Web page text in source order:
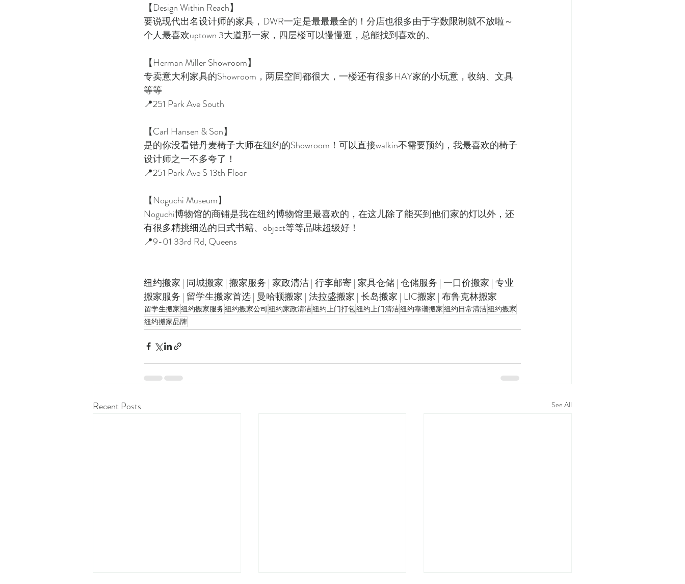
【Design Within Reach】
要说现代出名设计师的家具，DWR一定是最最最全的！分店也很多由于字数限制就不放啦～
个人最喜欢uptown 3大道那一家，四层楼可以慢慢逛，总能找到喜欢的。
【Herman Miller Showroom】
专卖意大利家具的Showroom，两层空间都很大，一楼还有很多HAY家的小玩意，收纳、文具
等等..
📍251 Park Ave South
【Carl Hansen & Son】
是的你没看错丹麦椅子大师在纽约的Showroom！可以直接walkin不需要预约，我最喜欢的椅子
设计师之一不多夸了！
📍251 Park Ave S 13th Floor
【Noguchi Museum】
Noguchi博物馆的商铺是我在纽约博物馆里最喜欢的，在这儿除了能买到他们家的灯以外，还
有很多精挑细选的日式书籍、object等等品味超级好！
📍9-01 33rd Rd, Queens
纽约搬家 | 同城搬家 | 搬家服务 | 家政清洁 | 行李邮寄 | 家具仓储 | 仓储服务 | 一口价搬家 | 专业
搬家服务 | 留学生搬家首选 | 曼哈顿搬家 | 法拉盛搬家 | 长岛搬家 | LIC搬家 | 布鲁克林搬家
留学生搬家纽约搬家服务纽约搬家公司 纽约家政清洁纽约上门打包纽约上门清洁纽约靠谱搬家纽约日常清洁纽约搬家
纽约搬家品牌
Recent Posts See All